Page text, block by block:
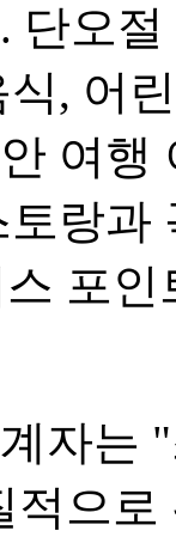
단오
, 어
여
랑과
포
자는
적으